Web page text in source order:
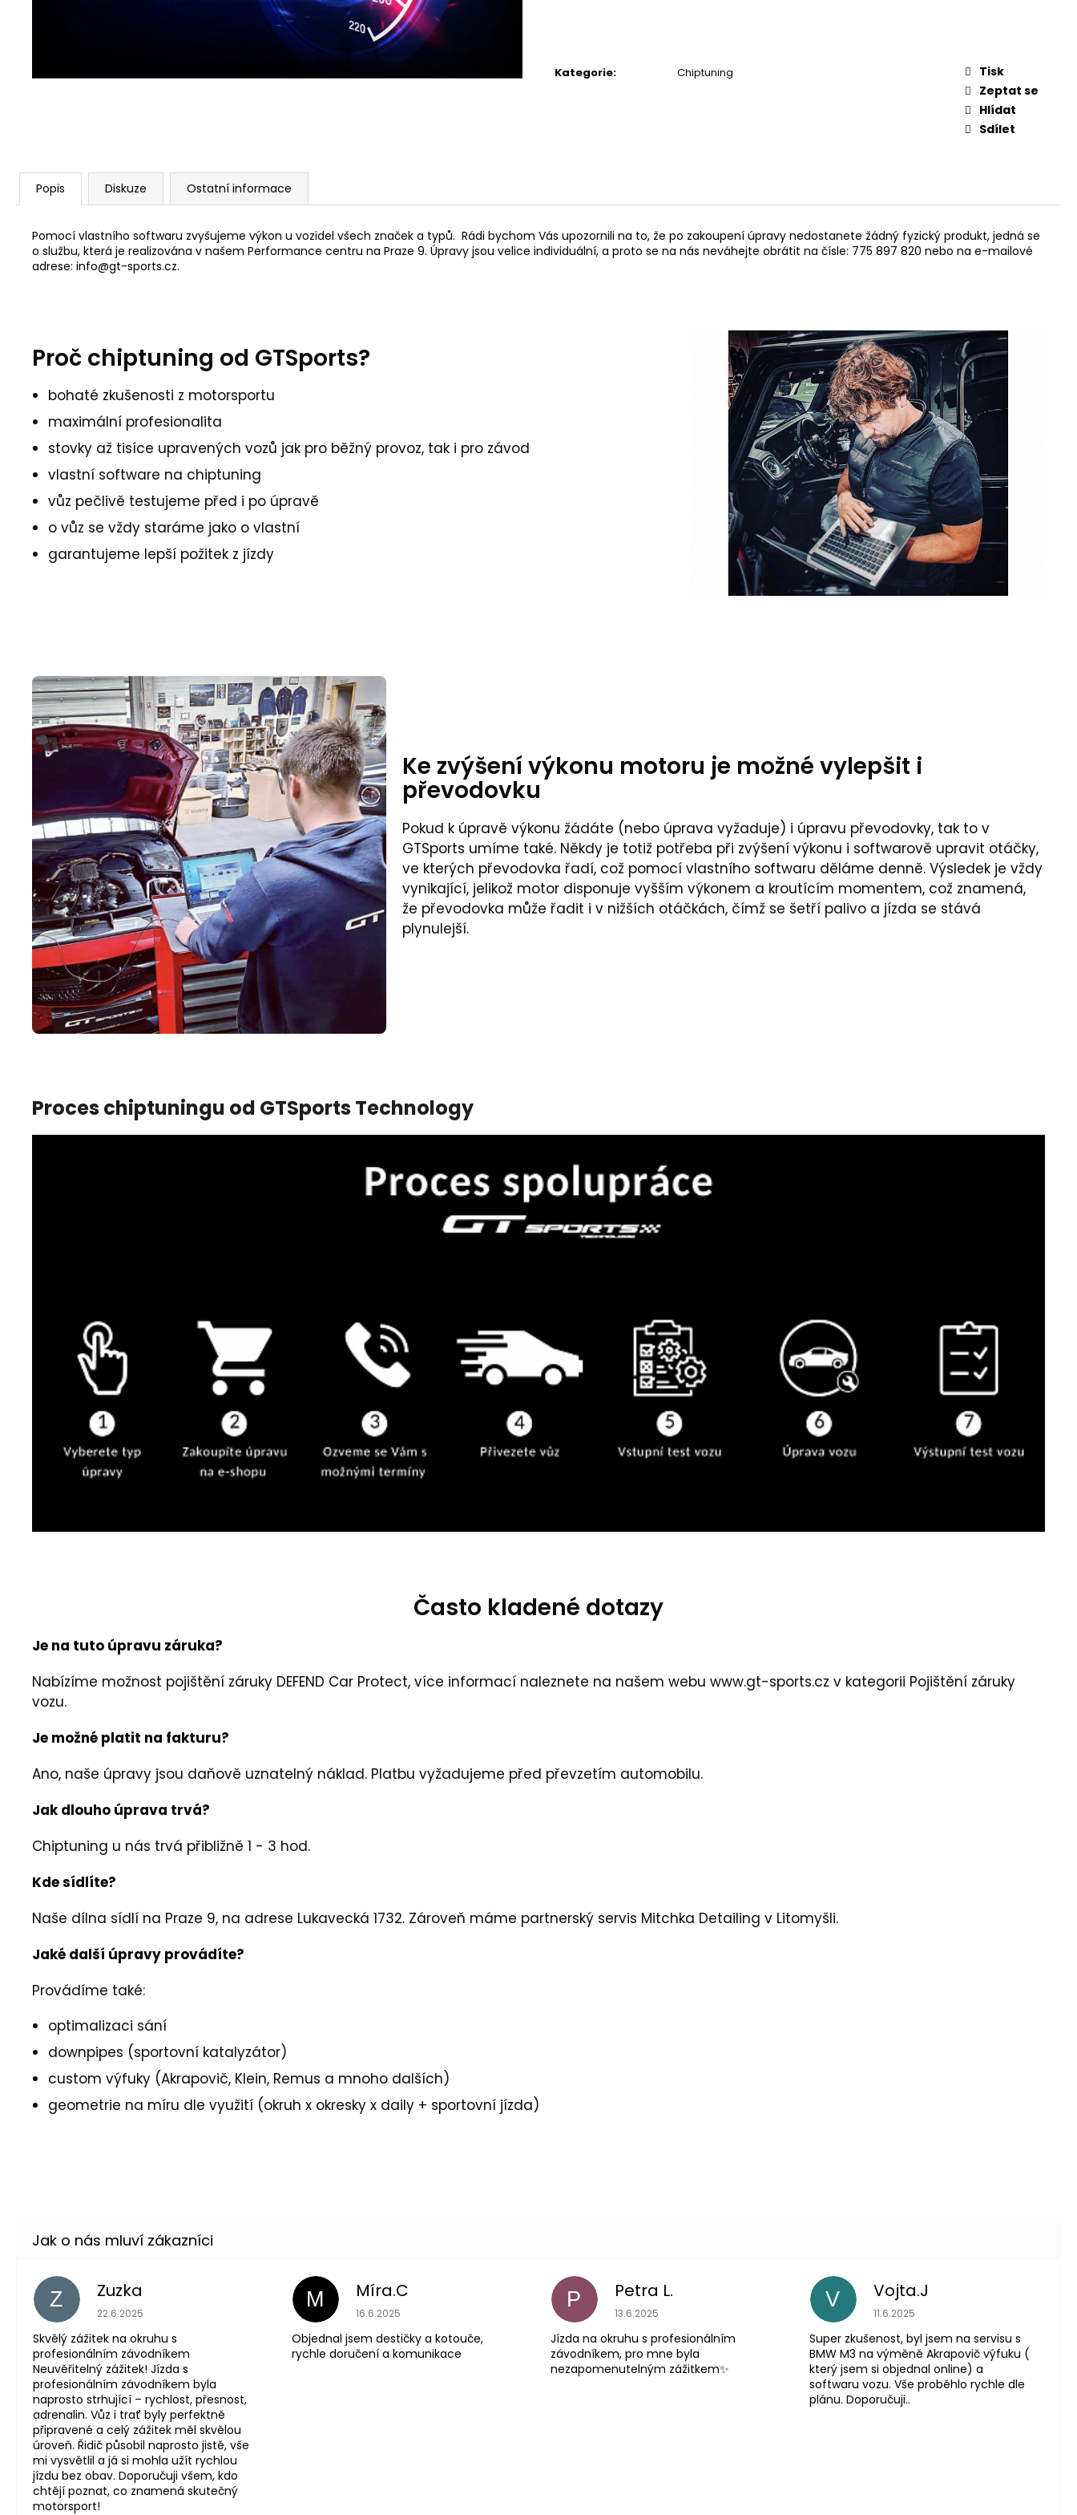
Kategorie: Chiptuning
Tisk
Zeptat se
Hlídat
Sdílet
Popis Diskuze Ostatní informace
Pomocí vlastního softwaru zvyšujeme výkon u vozidel všech značek a typů. Rádi bychom Vás upozornili na to, že po zakoupení úpravy nedostanete žádný fyzický produkt, jedná se
o službu, která je realizována v našem Performance centru na Praze 9. Úpravy jsou velice individuální, a proto se na nás neváhejte obrátit na čísle: 775 897 820 nebo na e-mailové
adrese: info@gt-sports.cz.
Proč chiptuning od GTSports?
bohaté zkušenosti z motorsportu
maximální profesionalita
stovky až tisíce upravených vozů jak pro běžný provoz, tak i pro závod
vlastní software na chiptuning
vůz pečlivě testujeme před i po úpravě
o vůz se vždy staráme jako o vlastní
garantujeme lepší požitek z jízdy
Ke zvýšení výkonu motoru je možné vylepšit i
převodovku
Pokud k úpravě výkonu žádáte (nebo úprava vyžaduje) i úpravu převodovky, tak to v
GTSports umíme také. Někdy je totiž potřeba při zvýšení výkonu i softwarově upravit otáčky,
ve kterých převodovka řadí, což pomocí vlastního softwaru děláme denně. Výsledek je vždy
vynikající, jelikož motor disponuje vyšším výkonem a kroutícím momentem, což znamená,
že převodovka může řadit i v nižších otáčkách, čímž se šetří palivo a jízda se stává
plynulejší.
Proces chiptuningu od GTSports Technology
Často kladené dotazy
Je na tuto úpravu záruka?
Nabízíme možnost pojištění záruky DEFEND Car Protect, více informací naleznete na našem webu www.gt-sports.cz v kategorii Pojištění záruky
vozu.
Je možné platit na fakturu?
Ano, naše úpravy jsou daňově uznatelný náklad. Platbu vyžadujeme před převzetím automobilu.
Jak dlouho úprava trvá?
Chiptuning u nás trvá přibližně 1 - 3 hod.
Kde sídlíte?
Naše dílna sídlí na Praze 9, na adrese Lukavecká 1732. Zároveň máme partnerský servis Mitchka Detailing v Litomyšli.
Jaké další úpravy provádíte?
Provádíme také:
optimalizaci sání
downpipes (sportovní katalyzátor)
custom výfuky (Akrapovič, Klein, Remus a mnoho dalších)
geometrie na míru dle využití (okruh x okresky x daily + sportovní jízda)
Z Zuzka
Hodnocení obchodu je 5 z 5 hvězdiček.
22.6.2025
Skvělý zážitek na okruhu s
profesionálním závodníkem
Neuvěřitelný zážitek! Jízda s
profesionálním závodníkem byla
naprosto strhující – rychlost, přesnost,
adrenalin. Vůz i trať byly perfektně
připravené a celý zážitek měl skvělou
úroveň. Řidič působil naprosto jistě, vše
mi vysvětlil a já si mohla užít rychlou
jízdu bez obav. Doporučuji všem, kdo
chtějí poznat, co znamená skutečný
motorsport!
M Míra.C
Hodnocení obchodu je 5 z 5 hvězdiček.
16.6.2025
Objednal jsem destičky a kotouče,
rychle doručení a komunikace
P Petra L.
Hodnocení obchodu je 5 z 5 hvězdiček.
13.6.2025
Jízda na okruhu s profesionálním
závodníkem, pro mne byla
nezapomenutelným zážitkem✨
V Vojta.J
Hodnocení obchodu je 5 z 5
11.6.2025
Super zkušenost, byl jsem na servisu s
BMW M3 na výměně Akrapovič výfuku (
který jsem si objednal online) a
softwaru vozu. Vše proběhlo rychle dle
plánu. Doporučuji..
6 625 Kč